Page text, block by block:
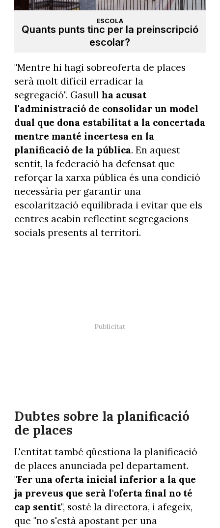
ESCOLA
Quants punts tinc per la preinscripció
escolar?
"Mentre hi hagi sobreoferta de places
serà molt difícil erradicar la
segregació". Gasull ha acusat
l'administració de consolidar un model
dual que dona estabilitat a la concertada
mentre manté incertesa en la
planificació de la pública. En aquest
sentit, la federació ha defensat que
reforçar la xarxa pública és una condició
necessària per garantir una
escolarització equilibrada i evitar que els
centres acabin reflectint segregacions
socials presents al territori.
Dubtes sobre la planificació
de places
L'entitat també qüestiona la planificació
de places anunciada pel departament.
"Fer una oferta inicial inferior a la que
ja preveus que serà l'oferta final no té
cap sentit", sosté la directora, i afegeix,
que "no s'està apostant per una